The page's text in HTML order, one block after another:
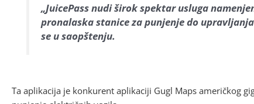
„JuicePass nudi širok spektar usluga
pronalaska stanice za punjenje do
se u saopštenju.
Ta aplikacija je konkurent aplikaciji Gugl Maps američkog